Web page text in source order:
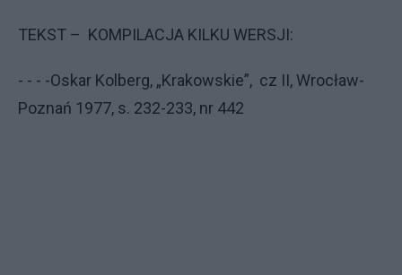
TEKST – KOMPILACJA KILKU WERSJI:
- - - -Oskar Kolberg, „Krakowskie”, cz II, Wrocław-
Poznań 1977, s. 232-233, nr 442